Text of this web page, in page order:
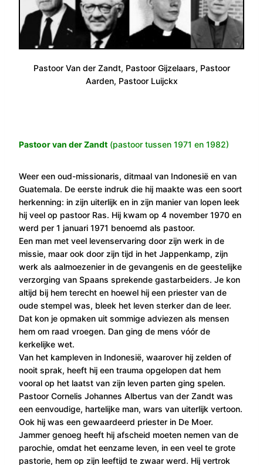
Pastoor Van der Zandt, Pastoor Gijzelaars, Pastoor
Aarden, Pastoor Luijckx
Pastoor van der Zandt (pastoor tussen 1971 en 1982)
Weer een oud-missionaris, ditmaal van Indonesië en van
Guatemala. De eerste indruk die hij maakte was een soort
herkenning: in zijn uiterlijk en in zijn manier van lopen leek
hij veel op pastoor Ras. Hij kwam op 4 november 1970 en
werd per 1 januari 1971 benoemd als pastoor.
Een man met veel levenservaring door zijn werk in de
missie, maar ook door zijn tijd in het Jappenkamp, zijn
werk als aalmoezenier in de gevangenis en de geestelijke
verzorging van Spaans sprekende gastarbeiders. Je kon
altijd bij hem terecht en hoewel hij een priester van de
oude stempel was, bleek het leven sterker dan de leer.
Dat kon je opmaken uit sommige adviezen als mensen
hem om raad vroegen. Dan ging de mens vóór de
kerkelijke wet.
Van het kampleven in Indonesië, waarover hij zelden of
nooit sprak, heeft hij een trauma opgelopen dat hem
vooral op het laatst van zijn leven parten ging spelen.
Pastoor Cornelis Johannes Albertus van der Zandt was
een eenvoudige, hartelijke man, wars van uiterlijk vertoon.
Ook hij was een gewaardeerd priester in De Moer.
Jammer genoeg heeft hij afscheid moeten nemen van de
parochie, omdat het eenzame leven, in een veel te grote
pastorie, hem op zijn leeftijd te zwaar werd. Hij vertrok